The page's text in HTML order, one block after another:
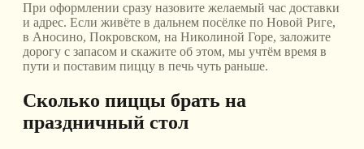
При оформлении сразу назовите желаемый час доставки
и адрес. Если живёте в дальнем посёлке по Новой Риге,
в Аносино, Покровском, на Николиной Горе, заложите
дорогу с запасом и скажите об этом, мы учтём время в
пути и поставим пиццу в печь чуть раньше.
Сколько пиццы брать на
праздничный стол